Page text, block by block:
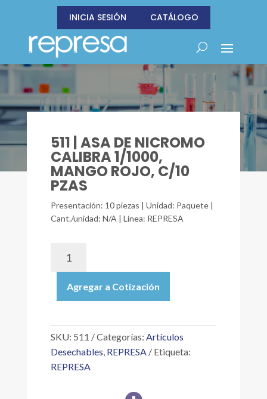
INICIA SESIÓN CATÁLOGO
511 | ASA DE NICROMO
CALIBRA 1/1000,
MANGO ROJO, C/10
PZAS
Presentación: 10 piezas | Unidad: Paquete |
Cant./unidad: N/A | Línea: REPRESA
NICROMO
1/1000,
ROJO,
C/10
Agregar a Cotización
SKU: 511 Categorías: Artículos
Desechables, REPRESA
Etiqueta:
REPRESA